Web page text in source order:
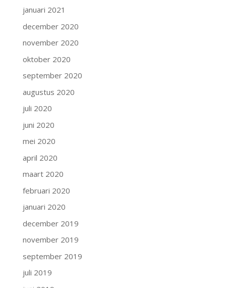
januari 2021
december 2020
november 2020
oktober 2020
september 2020
augustus 2020
juli 2020
juni 2020
mei 2020
april 2020
maart 2020
februari 2020
januari 2020
december 2019
november 2019
september 2019
juli 2019